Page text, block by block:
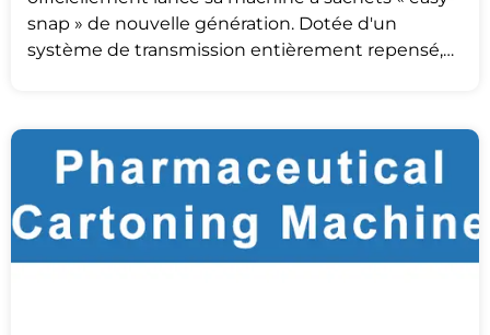
snap » de nouvelle génération. Dotée d'un
système de transmission entièrement repensé,